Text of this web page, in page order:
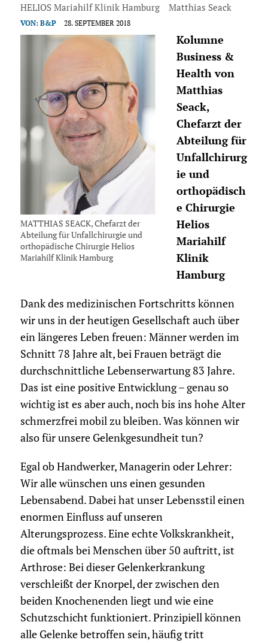
HELIOS Mariahilf Klinik Hamburg
Matthias Seack
VON: B&P 28. SEPTEMBER 2018
MATTHIAS SEACK, Chefarzt der
Abteilung für Unfallchirurgie und
orthopädische Chirurgie Helios
Mariahilf Klinik Hamburg
Kolumne
Business &
Health von
Matthias
Seack,
Chefarzt der
Abteilung für
Unfallchirurg
ie und
orthopädisch
e Chirurgie
Helios
Mariahilf
Klinik
Hamburg
Dank des medizinischen Fortschritts können
wir uns in der heutigen Gesellschaft auch über
ein längeres Leben freuen: Männer werden im
Schnitt 78 Jahre alt, bei Frauen beträgt die
durchschnittliche Lebenserwartung 83 Jahre.
Das ist eine positive Entwicklung – genau so
wichtig ist es aber auch, noch bis ins hohe Alter
schmerzfrei mobil zu bleiben. Was können wir
also für unsere Gelenkgesundheit tun?
Egal ob Handwerker, Managerin oder Lehrer:
Wir alle wünschen uns einen gesunden
Lebensabend. Dabei hat unser Lebensstil einen
enormen Einfluss auf unseren
Alterungsprozess. Eine echte Volkskrankheit,
die oftmals bei Menschen über 50 auftritt, ist
Arthrose: Bei dieser Gelenkerkrankung
verschleißt der Knorpel, der zwischen den
beiden Knochen­enden liegt und wie eine
Schutzschicht funktioniert. Prinzipiell können
alle Gelenke betroffen sein, häufig tritt